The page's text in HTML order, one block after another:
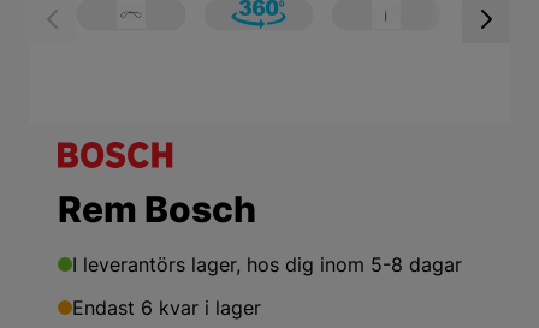
View larger image
View larger image
View larger
Rem Bosch
I leverantörs lager, hos dig inom 5-8 dagar
Endast 6 kvar i lager